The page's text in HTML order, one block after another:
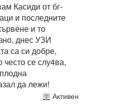
Касиди от бг-
и последните
и то
днес УЗИ
са си добре,
често се слу4ва,
да лежи!
Активен